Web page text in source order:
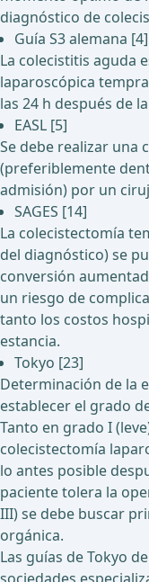
diagnóstico de
Guía S3 alemana [4]
La colecistitis aguda
laparoscópica
las 24 h después de
EASL [5]
Se debe realizar una
(preferiblemente
admisión) por un
SAGES [14]
La colecistectomía
del diagnóstico) se
conversión
un riesgo de
tanto los costos
estancia.
Tokyo [23]
Determinación de la
establecer el grado
Tanto en grado I
colecistectomía
lo antes posible
paciente tolera la
III) se debe buscar
orgánica.
Las guías de Tokyo